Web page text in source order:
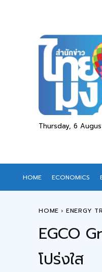
Thursday, 6
HOME ECONOMICS
HOME ENERGY
EGCO
โปร่งใส